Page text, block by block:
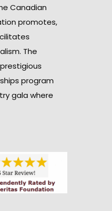
Canadian
promotes,
The
program
gala where